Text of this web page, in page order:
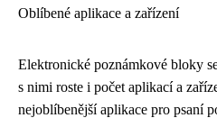
Oblíbené aplikace a zařízení
Elektronické poznámkové bloky
s nimi roste i počet aplikací a
nejoblíbenější aplikace pro psaní